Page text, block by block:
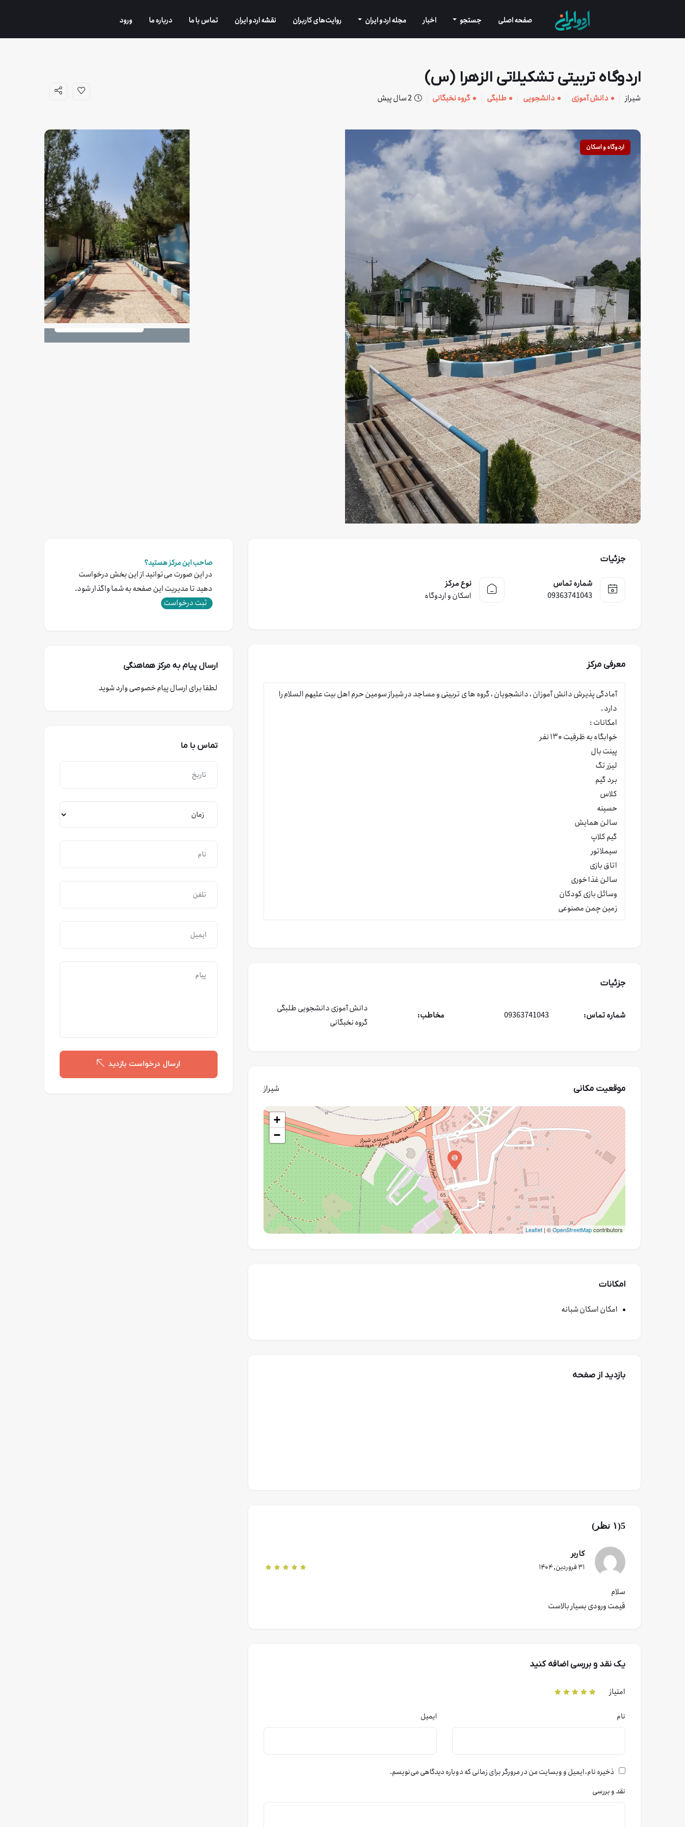
صفحه اصلی جستجو اخبار مجله اردو ایران روایت‌های کاربران نقشه اردو ایران تماس با ما درباره ما ورود
اردوگاه تربیتی تشکیلاتی الزهرا (س)
شیراز دانش آموزی دانشجویی طلبگی گروه نخبگانی
اردوگاه و اسکان
نمایش همه ی 9 تصویر
جزئیات
شماره تماس
09363741043
نوع مرکز
اسکان و اردوگاه
معرفی مرکز
آمادگی پذیرش دانش آموزان ، دانشجویان ، گروه ها ی تربیتی و مساجد در شیراز سومین حرم اهل بیت علیهم السلام را
دارد .
امکانات :
خوابگاه به ظرفیت ۱۳۰ نفر
پینت بال
لیزر تگ
برد گیم
کلاس
حسینه
سالن همایش
گیم کلاپ
سیملاتور
اتاق بازی
سالن غذا خوری
وسائل بازی کودکان
زمین چمن مصنوعی
جزئیات
شماره تماس: 09363741043 مخاطب:
دانش آموزیدانشجوییطلبگی
گروه نخبگانی
موقعیت مکانی شیراز
+
−
Leaflet | ©OpenStreetMapcontributors
امکانات
امکان اسکان شبانه
بازدید از صفحه
5(۱ نظر)
کاربر
۳۱ فروردین, ۱۴۰۴
سلام
قیمت ورودی بسیار بالاست
یک نقد و بررسی اضافه کنید
امتیاز
نام ایمیل
ذخیره نام، ایمیل و وبسایت من در مرورگر برای زمانی که دوباره دیدگاهی می‌نویسم.
نقد و بررسی
صاحب این مرکز هستید؟
در این صورت می‌توانید از این بخش درخواست
دهید تا مدیریت این صفحه به شما واگذار شود.
ثبت درخواست
ارسال پیام به مرکز هماهنگی
لطفا برای ارسال پیام خصوصی وارد شوید
تماس با ما
ارسال درخواست بازدید